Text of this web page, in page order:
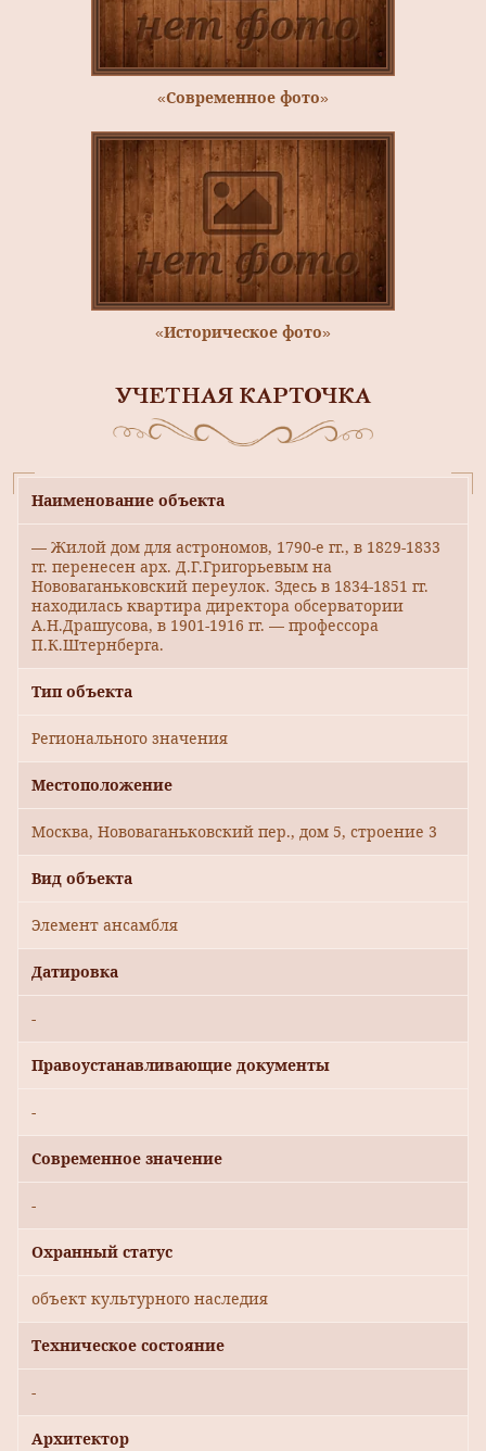
«Современное фото»
«Историческое фото»
УЧЕТНАЯ КАРТОЧКА
Наименование объекта
— Жилой дом для астрономов, 1790-е гг., в 1829-1833
гг. перенесен арх. Д.Г.Григорьевым на
Нововаганьковский переулок. Здесь в 1834-1851 гг.
находилась квартира директора обсерватории
А.Н.Драшусова, в 1901-1916 гг. — профессора
П.К.Штернберга.
Тип объекта
Регионального значения
Местоположение
Москва, Нововаганьковский пер., дом 5, строение 3
Вид объекта
Элемент ансамбля
Датировка
-
Правоустанавливающие документы
-
Современное значение
-
Охранный статус
объект культурного наследия
Техническое состояние
-
Архитектор